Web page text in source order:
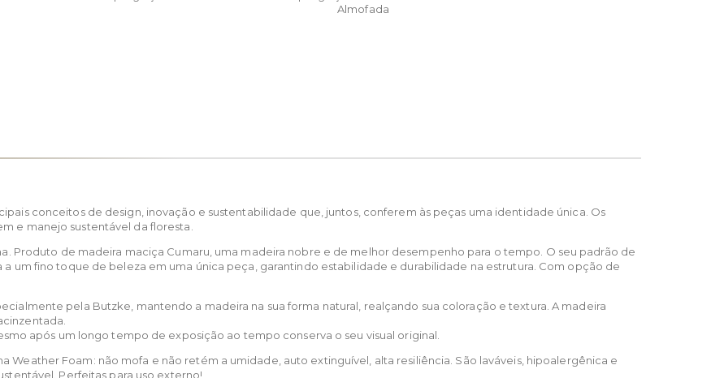
Almofada
conceitos de design, inovação e sustentabilidade que, juntos, conferem às peças uma identidade única. Os
e manejo sustentável da floresta.
Produto de madeira maciça Cumaru, uma madeira nobre e de melhor desempenho para o tempo. O seu padrão de
um fino toque de beleza em uma única peça, garantindo estabilidade e durabilidade na estrutura. Com opção de
pela Butzke, mantendo a madeira na sua forma natural, realçando sua coloração e textura. A madeira
após um longo tempo de exposição ao tempo conserva o seu visual original.
Weather Foam: não mofa e não retém a umidade, auto extinguível, alta resiliência. São laváveis, hipoalergênica e
Perfeitas para uso externo!